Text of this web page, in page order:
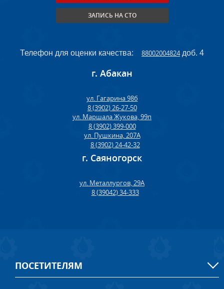
ЗАПИСЬ НА СТО
Телефон для оценки качества: 88002004824доб. 4
г. Абакан
ул. Гагарина 98б
8 (3902) 26-27-50
ул. Маршала Жукова, 99п
8 (3902) 399-000
ул. Пушкина, 207А
8 (3902) 24-42-32
г. Саяногорск
ул. Металлургов, 29А
8 (39042) 34-333
ПОСЕТИТЕЛЯМ